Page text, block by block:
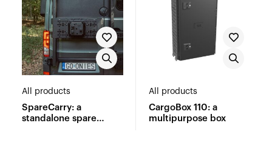
All products
SpareCarry: a
standalone spare
All products
CargoBox 110: a
multipurpose box